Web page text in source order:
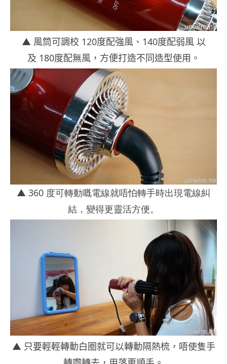
▲ 風筒可調校 120度配強風、140度配弱風 以
及 180度配無風，方便打造不同造型使用。
▲ 360 度可轉動嘅電線就唔怕轉手時出現電線糾
結，變得更靈活方便。
▲ 只要輕輕轉動白圈就可以轉動隔熱梳，唔使隻手